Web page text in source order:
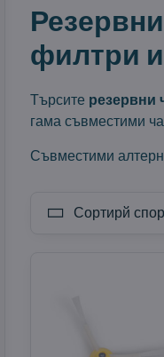
филтри
Търсите резервни
гама съвместими
Съвместими
Сортирй